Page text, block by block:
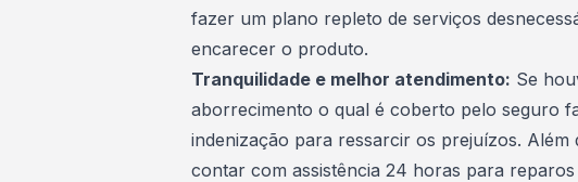
fazer um plano repleto de serviços
encarecer o produto.
Tranquilidade e melhor atendimento: Se
aborrecimento o qual é coberto pelo seguro
indenização para ressarcir os prejuízos.
contar com assistência 24 horas para